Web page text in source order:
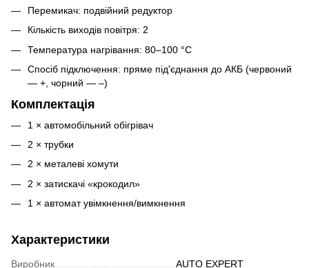
Перемикач: подвійний редуктор
Кількість виходів повітря: 2
Температура нагрівання: 80–100 °C
Спосіб підключення: пряме під'єднання до АКБ (червоний
— +, чорний — –)
Комплектація
1 × автомобільний обігрівач
2 × трубки
2 × металеві хомути
2 × затискачі «крокодил»
1 × автомат увімкнення/вимкнення
Характеристики
Виробник AUTO EXPERT